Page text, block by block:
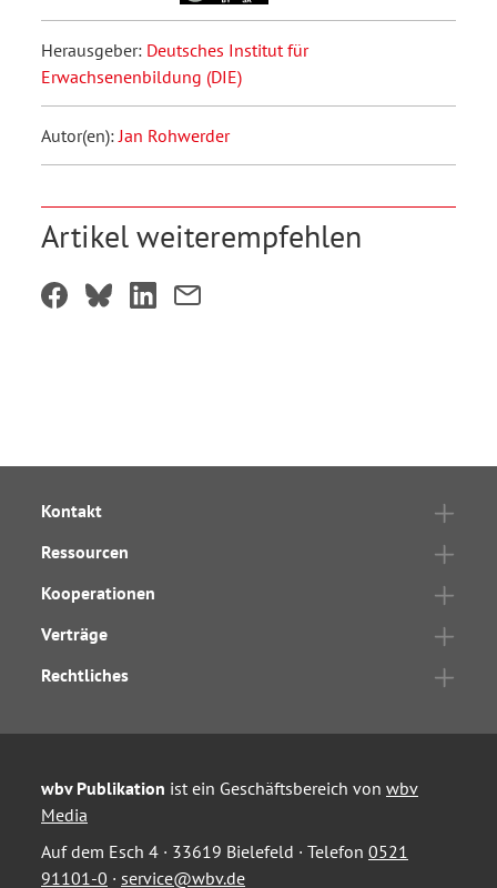
Herausgeber: Deutsches Institut für
Erwachsenenbildung (DIE)
Autor(en):Jan Rohwerder
Artikel weiterempfehlen
Kontakt
Ressourcen
Kooperationen
Verträge
Rechtliches
wbv Publikation ist ein Geschäftsbereich von wbv
Media
Auf dem Esch 4 · 33619 Bielefeld · Telefon 0521
91101-0 · service@wbv.de